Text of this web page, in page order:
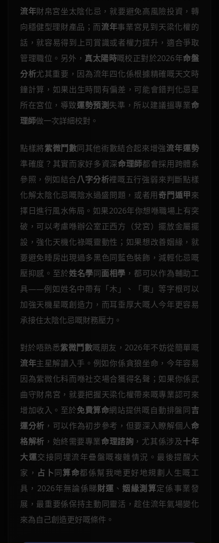
流年財帛宮坐太陰化忌，就要避免高風險投資，轉
向穩健型理財產品；而流年事業宮見到天梁化權的
話，就容易得到上司賞識或者權力提升，適合爭取
管理職位。另外， 真太陽時嘅校正對於2026年命盤
分析尤其重要，因為流年四化係根據精確嘅天文時
鐘計算，如果出生時間有偏差，可能會錯判化忌星
所在宮位，導致運勢預測失準，所以建議搵專業命
理師做一次詳細校對。
點樣將紫微鬥數同其他術數結合起來增強流年運勢
準確度？其實而家好多資深命理師都會採用跨體系
參照，例如結合八字分析裡嘅五行強弱來判斷點樣
化解太陰化忌嘅陰水過盛問題，或者用奇門遁甲來
擇日進行風水佈局。如果2026年你想喺職場上有突
破，可以考慮喺辦公室正西方（兌宮）擺放金屬擺
設，強化天機化祿嘅靈動性；如果想改善姻緣，就
要避免睡房出現過多黑色同藍色裝飾，減輕化忌嘅
壓抑感。至於姓名學同面相學 ，都可以作為輔助工
具——例如姓名中帶有「木」、「東」等字根可以
加強天機星嘅創造力，而耳垂厚大嘅人今年更容易
承接住太陰化忌嘅財務壓力。
對於唔熟悉紫微鬥數嘅朋友，2026年不妨從簡單嘅
流年主星解讀入手。例如你係貪狼坐命，今年容易
因為紫微化科而喺社交場合獲得名聲；如果你係武
曲守財帛宮，就要把握天梁化權帶來嘅專業認可來
增加收入。至於免費算命網站提供嘅自動排盤同吉
運分析 ，可以作為初步參考，但要深入瞭解個人命
格解析 ，始終需要專業命理諮詢 ，尤其係涉及十年
大運交接同埋流年疊盤嘅複雜情況。最後提醒大
家， 占卜同算命都係幫我哋更好地規劃人生嘅工
具，2026年無論係睇財運 、 姻緣測算定係事業發
展，最重要係保持主動同靈活，趁住流年氣場變化
來為自己創造更好嘅條件。